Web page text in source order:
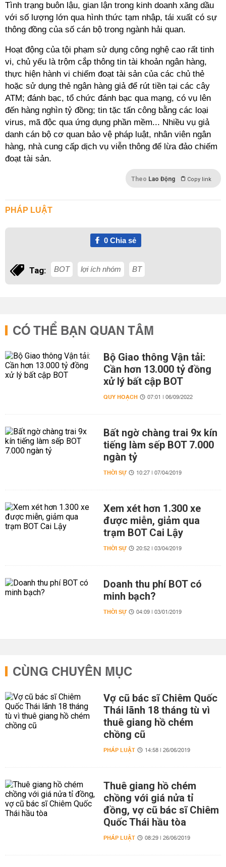
Tình trạng buôn lậu, gian lận trong kinh doanh xăng dầu
với số lượng lớn qua hình thức tạm nhập, tái xuất có sự
thông đồng của số cán bộ trong ngành hải quan.
Hoạt động của tội phạm sử dụng công nghệ cao rất tinh
vi, chủ yếu là trộm cắp thông tin tài khoản ngân hàng,
thực hiện hành vi chiếm đoạt tài sản của các chủ thẻ
hoặc sử dụng thẻ ngân hàng giả để rút tiền tại các cây
ATM; đánh bạc, tổ chức đánh bạc qua mạng, có vụ lên
đến hàng nghìn tỷ đồng; tin tặc tấn công bằng các loại
virus, mã độc qua ứng dụng phần mềm... Nhiều vụ giả
danh cán bộ cơ quan bảo vệ pháp luật, nhân viên ngân
hàng, nhà cung cấp dịch vụ viễn thông để lừa đảo chiếm
đoạt tài sản.
Theo Lao Động Copy link
PHÁP LUẬT
0Chia sẻ
Tag: BOT lợi ích nhóm BT
CÓ THỂ BẠN QUAN TÂM
Bộ Giao thông Vận tải:
Cần hơn 13.000 tỷ đồng
xử lý bất cập BOT
QUY HOẠCH 07:01 | 06/09/2022
Bất ngờ chàng trai 9x kín
tiếng làm sếp BOT 7.000
ngàn tỷ
THỜI SỰ 10:27 | 07/04/2019
Xem xét hơn 1.300 xe
được miễn, giảm qua
trạm BOT Cai Lậy
THỜI SỰ 20:52 | 03/04/2019
Doanh thu phí BOT có
minh bạch?
THỜI SỰ 04:09 | 03/01/2019
CÙNG CHUYÊN MỤC
Vợ cũ bác sĩ Chiêm Quốc
Thái lãnh 18 tháng tù vì
thuê giang hồ chém
chồng cũ
PHÁP LUẬT 14:58 | 26/06/2019
Thuê giang hồ chém
chồng với giá nửa tỉ
đồng, vợ cũ bác sĩ Chiêm
Quốc Thái hầu tòa
PHÁP LUẬT 08:29 | 26/06/2019